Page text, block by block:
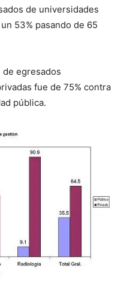
de universidades
53% pasando de 65
egresados
fue de 75% contra
pública.